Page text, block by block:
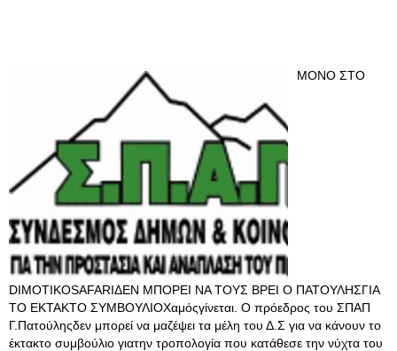
ΜΟΝΟ ΣΤΟ
DIMOTIKOSAFARIΔΕΝ ΜΠΟΡΕΙ ΝΑ ΤΟΥΣ ΒΡΕΙ Ο ΠΑΤΟΥΛΗΣΓΙΑ
ΤΟ ΕΚΤΑΚΤΟ ΣΥΜΒΟΥΛΙΟΧαμόςγίνεται. Ο πρόεδρος του ΣΠΑΠ
Γ.Πατούληςδεν μπορεί να μαζέψει τα μέλη του Δ.Σ για να κάνουν το
έκτακτο συμβούλιο γιατην τροπολογία που κατάθεσε την νύχτα του